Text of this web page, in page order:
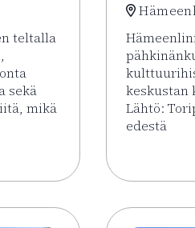
teltalla
sekä
mikä
Forssan Kokoomus Holjat
keskustan
Lähtö:
edestä